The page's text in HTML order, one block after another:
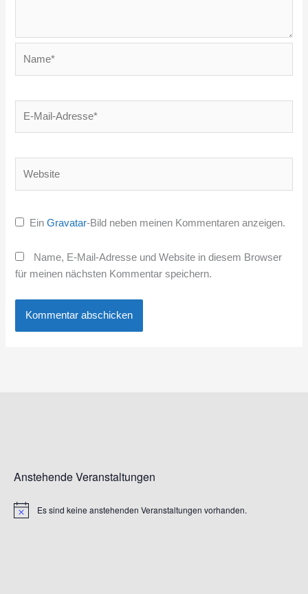
EinGravatar-Bild neben meinen Kommentaren anzeigen.
Name, E-Mail-Adresse und Website in diesem Browser
für meinen nächsten Kommentar speichern.
Anstehende Veranstaltungen
HinweisEs sind keine anstehenden Veranstaltungen vorhanden.